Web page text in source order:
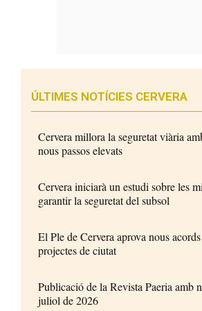
ÚLTIMES NOTÍCIES CERVERA
Cervera millora la seguretat viària
nous passos elevats
Cervera iniciarà un estudi sobre les
garantir la seguretat del subsol
El Ple de Cervera aprova nous
projectes de ciutat
Publicació de la Revista Paeria amb
juliol de 2026